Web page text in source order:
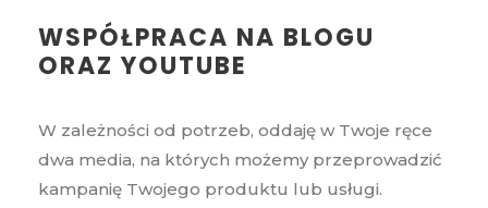
WSPÓŁPRACA NA BLOGU
ORAZ YOUTUBE
W zależności od potrzeb, oddaję w Twoje ręce
dwa media, na których możemy przeprowadzić
kampanię Twojego produktu lub usługi.